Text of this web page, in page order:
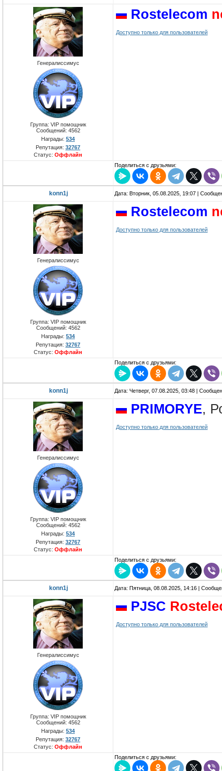
Генералиссимус
Группа: VIP помощник
Сообщений: 4562
Награды: 534
Репутация: 32767
Статус: Оффлайн
Rostelecom
Доступно только для пользователей
Поделиться с друзьями:
konn1j Дата: Вторник, 05.08.2025, 19:07 |
Генералиссимус
Группа: VIP помощник
Сообщений: 4562
Награды: 534
Репутация: 32767
Статус: Оффлайн
Rostelecom
Доступно только для пользователей
Поделиться с друзьями:
konn1j Дата: Четверг, 07.08.2025, 03:48 |
Генералиссимус
Группа: VIP помощник
Сообщений: 4562
Награды: 534
Репутация: 32767
Статус: Оффлайн
PRIMORYE,
Доступно только для пользователей
Поделиться с друзьями:
konn1j Дата: Пятница, 08.08.2025, 14:16 |
Генералиссимус
Группа: VIP помощник
Сообщений: 4562
Награды: 534
Репутация: 32767
Статус: Оффлайн
PJSC
Доступно только для пользователей
Поделиться с друзьями: